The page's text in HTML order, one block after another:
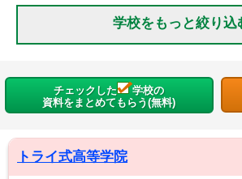
学校をもっと絞り込
チェックした
学校の
資料をまとめてもらう(無料)
トライ式高等学院